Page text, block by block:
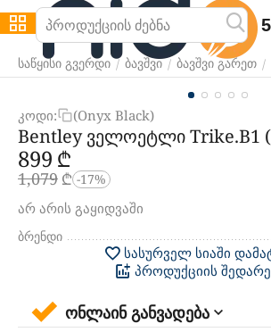
საწყისი გვერდი / ბავშვი / ბავშვი გარეთ /
კოდი: (Onyx Black)
Bentley ველოეტლი Trike.B1
‍899‍ ₾
1,079 ₾ -17%
არ არის გაყიდვაში
ბრენდი
სასურველ სიაში
პროდუქციის
ონლაინ განვადება